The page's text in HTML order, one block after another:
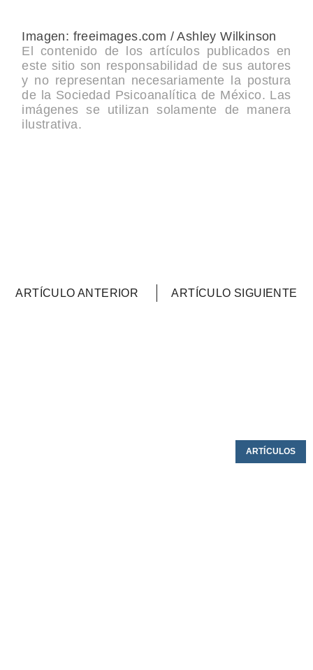
Imagen: freeimages.com / Ashley Wilkinson
El contenido de los artículos publicados en
este sitio son responsabilidad de sus autores
y no representan necesariamente la postura
de la Sociedad Psicoanalítica de México. Las
imágenes se utilizan solamente de manera
ilustrativa.
ARTÍCULO ANTERIOR ARTÍCULO SIGUIENTE
ARTÍCULOS